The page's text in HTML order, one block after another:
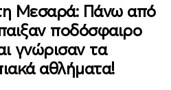
Μεσαρά: Πάνω από
ποδόσφαιρο
γνώρισαν τα
αθλήματα!